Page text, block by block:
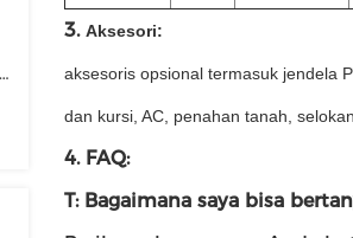
3. Aksesori:
aksesoris opsional termasuk jendela
dan kursi, AC, penahan tanah,
4. FAQ:
T: Bagaimana saya bisa